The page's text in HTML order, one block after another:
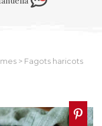
> Fagots haricots